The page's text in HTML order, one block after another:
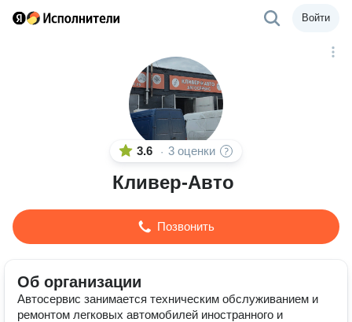
Войти
3.6 · 3 оценки
Кливер-Авто
Позвонить
Об организации
Автосервис занимается техническим обслуживанием и
ремонтом легковых автомобилей иностранного и